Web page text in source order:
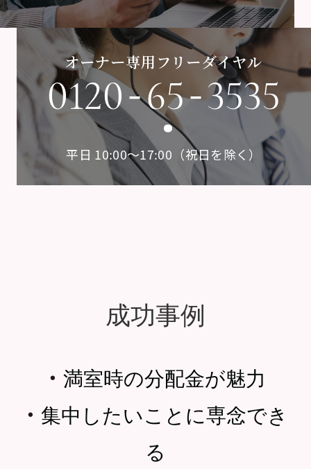
オーナー専用フリーダイヤル
0120-65-3535
平日 10:00〜17:00（祝日を除く）
成功事例
・ 満室時の分配金が魅力
・ 集中したいことに専念でき
る